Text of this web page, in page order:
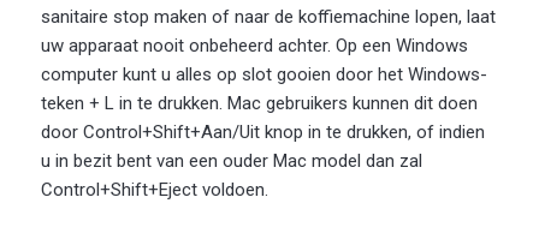
sanitaire stop maken of naar de koffiemachine lopen, laat
uw apparaat nooit onbeheerd achter. Op een Windows
computer kunt u alles op slot gooien door het Windows-
teken + L in te drukken. Mac gebruikers kunnen dit doen
door Control+Shift+Aan/Uit knop in te drukken, of indien
u in bezit bent van een ouder Mac model dan zal
Control+Shift+Eject voldoen.